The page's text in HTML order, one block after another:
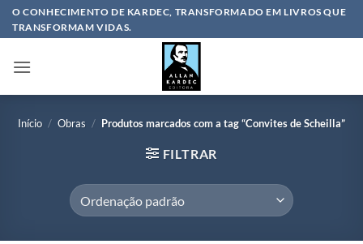
SkipO CONHECIMENTO DE KARDEC, TRANSFORMADO EM LIVROS QUE
TRANSFORMAM VIDAS.
Início / Obras / Produtos marcados com a tag “Convites de Scheilla”
FILTRAR